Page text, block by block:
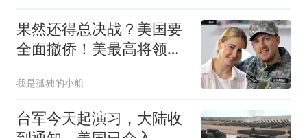
果然还得总决战？美国要
全面撤侨！美最高将领：
我是孤独的小船
台军今天起演习，大陆收